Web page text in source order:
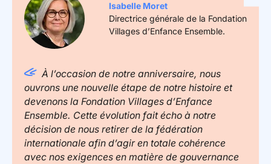
Isabelle Moret
Directrice générale de la Fondation
Villages d’Enfance Ensemble.
À l’occasion de notre anniversaire, nous
ouvrons une nouvelle étape de notre histoire et
devenons la Fondation Villages d’Enfance
Ensemble. Cette évolution fait écho à notre
décision de nous retirer de la fédération
internationale afin d’agir en totale cohérence
avec nos exigences en matière de gouvernance